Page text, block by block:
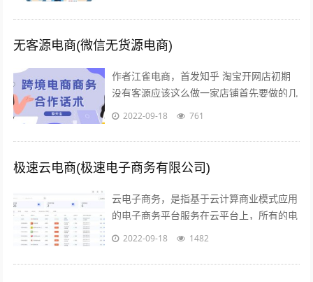
无客源电商(微信无货源电商)
作者江雀电商，首发知乎 淘宝开网店初期
没有客源应该这么做一家店铺首先要做的几
点第一步产品上架 第二步店铺装修 第三步
2022-09-18 761
极速云电商(极速电子商务有限公司)
云电子商务，是指基于云计算商业模式应用
的电子商务平台服务在云平台上，所有的电
子商务供应商，代理商，策划服务商，制作
2022-09-18 1482